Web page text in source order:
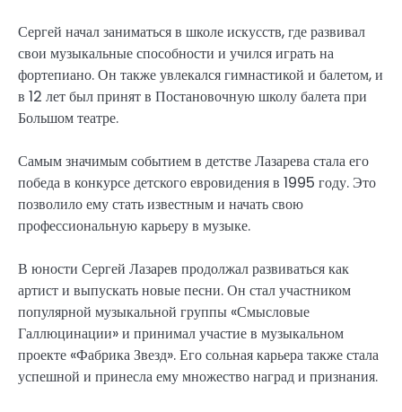
Сергей начал заниматься в школе искусств, где развивал
свои музыкальные способности и учился играть на
фортепиано. Он также увлекался гимнастикой и балетом, и
в 12 лет был принят в Постановочную школу балета при
Большом театре.
Самым значимым событием в детстве Лазарева стала его
победа в конкурсе детского евровидения в 1995 году. Это
позволило ему стать известным и начать свою
профессиональную карьеру в музыке.
В юности Сергей Лазарев продолжал развиваться как
артист и выпускать новые песни. Он стал участником
популярной музыкальной группы «Смысловые
Галлюцинации» и принимал участие в музыкальном
проекте «Фабрика Звезд». Его сольная карьера также стала
успешной и принесла ему множество наград и признания.